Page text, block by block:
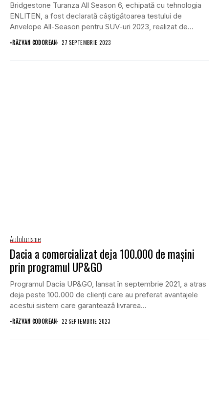
Bridgestone Turanza All Season 6, echipată cu tehnologia
ENLITEN, a fost declarată câștigătoarea testului de
Anvelope All-Season pentru SUV-uri 2023, realizat de
Auto...
•RĂZVAN CODOREAN 27 SEPTEMBRIE 2023
Autoturisme
Dacia a comercializat deja 100.000 de mașini
prin programul UP&GO
Programul Dacia UP&GO, lansat în septembrie 2021, a atras
deja peste 100.000 de clienți care au preferat avantajele
acestui sistem care garantează livrarea...
•RĂZVAN CODOREAN 22 SEPTEMBRIE 2023